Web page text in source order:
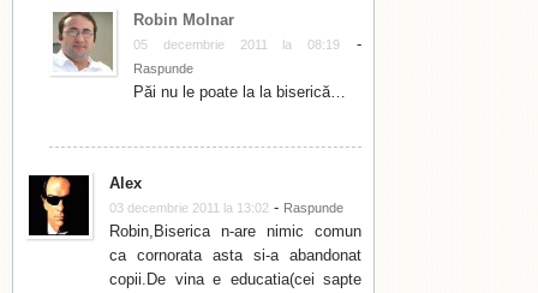
Robin Molnar
05 decembrie 2011 la 08:19 -
Raspunde
Păi nu le poate la la biserică…
Alex
03 decembrie 2011 la 13:02 - Raspunde
Robin,Biserica n-are nimic comun
ca cornorata asta si-a abandonat
copii.De vina e educatia(cei sapte